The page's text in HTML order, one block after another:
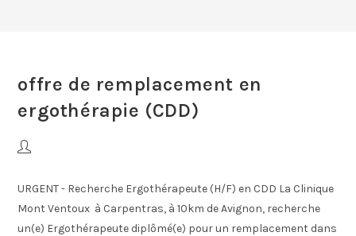
offre de remplacement en
ergothérapie (CDD)
URGENT - Recherche Ergothérapeute (H/F) en CDD La Clinique
Mont Ventoux à Carpentras, à 10km de Avignon, recherche
un(e) Ergothérapeute diplômé(e) pour un remplacement dans